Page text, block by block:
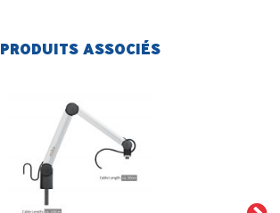
PRODUITS ASSOCIÉS